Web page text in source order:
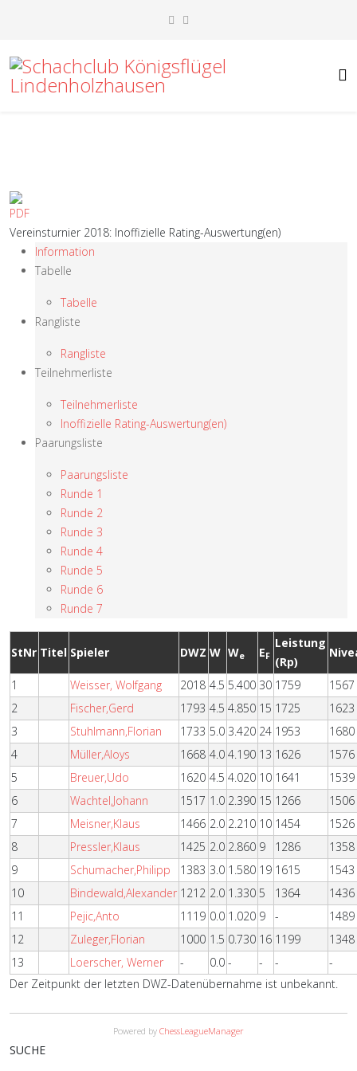
Vereinsturnier 2018: Inoffizielle Rating-Auswertung(en)
Information
Tabelle
Tabelle
Rangliste
Rangliste
Teilnehmerliste
Teilnehmerliste
Inoffizielle Rating-Auswertung(en)
Paarungsliste
Paarungsliste
Runde 1
Runde 2
Runde 3
Runde 4
Runde 5
Runde 6
Runde 7
StNr Titel Spieler DWZ W We EF
Leistung
(Rp)
1 Weisser, Wolfgang 2018 4.5 5.400 30 1759
1567
2
Fischer,Gerd 1793 4.5 4.850 15 1725
1623
3
Stuhlmann,Florian 1733 5.0 3.420 24 1953
1680
4
Müller,Aloys 1668 4.0 4.190 13 1626
1576
5
Breuer,Udo 1620 4.5 4.020 10 1641
1539
6
Wachtel,Johann 1517 1.0 2.390 15 1266
1506
7
Meisner,Klaus 1466 2.0 2.210 10 1454
1526
8
Pressler,Klaus 1425 2.0 2.860 9 1286
1358
9
Schumacher,Philipp 1383 3.0 1.580 19 1615
1543
10
Bindewald,Alexander 1212 2.0 1.330 5 1364
1436
11
Pejic,Anto 1119 0.0 1.020 9 -
1489
12
Zuleger,Florian 1000 1.5 0.730 16 1199
1348
13
Loerscher, Werner - 0.0 - - -
-
Der Zeitpunkt der letzten DWZ-Datenübernahme ist unbekannt.
Powered by ChessLeagueManager
SUCHE